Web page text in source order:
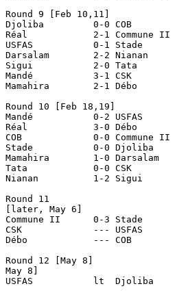
Round 9 [Feb 10,11]
Djoliba         0-0 COB
Réal            2-1 Commune II
USFAS           0-1 Stade
Darsalam        2-2 Nianan
Sigui           2-0 Tata
Mandé           3-1 CSK
Mamahira        2-1 Débo
Round 10 [Feb 18,19]
Mandé           0-2 USFAS
Réal            3-0 Débo
COB             0-0 Commune II
Stade           0-0 Djoliba
Mamahira        1-0 Darsalam
Tata            0-0 CSK
Nianan          1-2 Sigui
Round 11
[later, May 6]
Commune II	0-3 Stade
CSK		--- USFAS
Débo		--- COB
Round 12 [May 8]
May 8]
USFAS		lt  Djoliba